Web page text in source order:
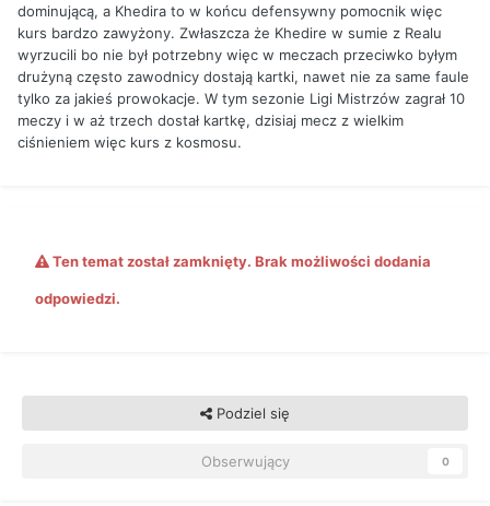
dominującą, a Khedira to w końcu defensywny pomocnik więc
kurs bardzo zawyżony. Zwłaszcza że Khedire w sumie z Realu
wyrzucili bo nie był potrzebny więc w meczach przeciwko byłym
drużyną często zawodnicy dostają kartki, nawet nie za same faule
tylko za jakieś prowokacje. W tym sezonie Ligi Mistrzów zagrał 10
meczy i w aż trzech dostał kartkę, dzisiaj mecz z wielkim
ciśnieniem więc kurs z kosmosu.
Ten temat został zamknięty. Brak możliwości dodania
odpowiedzi.
Podziel się
Obserwujący 0